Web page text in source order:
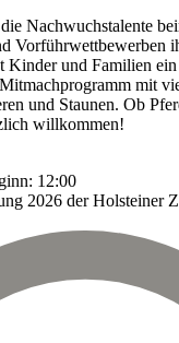
Nachwuchstalente
Vorführwettbewerben
Kinder und Familien ein
mit
und Staunen. Ob
willkommen!
12:00
2026 der Holsteiner